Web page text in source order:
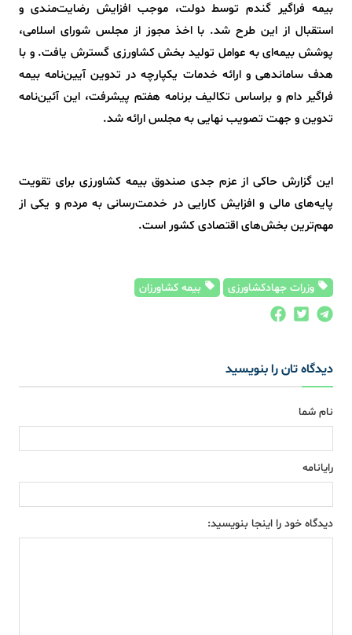
بیمه فراگیر گندم توسط دولت، موجب افزایش رضایت‌مندی و
استقبال از این طرح شد. با اخذ مجوز از مجلس شورای اسلامی،
پوشش بیمه‌ای به عوامل تولید بخش کشاورزی گسترش یافت. و با
هدف ساماندهی و ارائه خدمات یکپارچه در تدوین آیین‌نامه بیمه
فراگیر دام و براساس تکالیف برنامه هفتم پیشرفت، این آئین‌نامه
تدوین و جهت تصویب نهایی به مجلس ارائه شد.
این گزارش حاکی از عزم جدی صندوق بیمه کشاورزی برای تقویت
پایه‌های مالی و افزایش کارایی در خدمت‌رسانی به مردم و یکی از
مهم‌ترین بخش‌های اقتصادی کشور است.
وزرات جهادکشاورزی بیمه کشاورزان
دیدگاه تان را بنویسید
نام شما
رایانامه
دیدگاه خود را اینجا بنویسید: